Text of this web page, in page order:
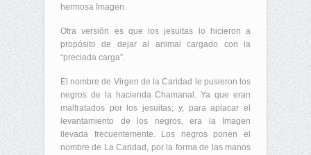
hermosa Imagen.
Otra versión es que los jesuitas lo hicieron a
propósito de dejar al animal cargado con la
“preciada carga”.
El nombre de Virgen de la Caridad le pusieron los
negros de la hacienda Chamanal. Ya que eran
maltratados por los jesuitas; y, para aplacar el
levantamiento de los negros, era la Imagen
llevada frecuentemente. Los negros ponen el
nombre de La Caridad, por la forma de las manos